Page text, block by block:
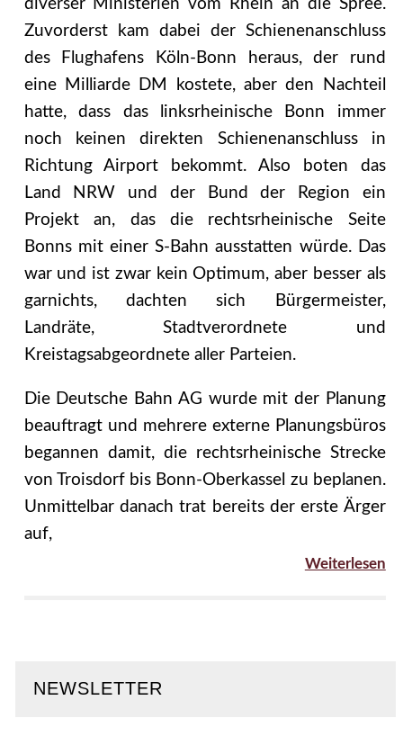
diverser Ministerien vom Rhein an die Spree.
Zuvorderst kam dabei der Schienenanschluss
des Flughafens Köln-Bonn heraus, der rund
eine Milliarde DM kostete, aber den Nachteil
hatte, dass das linksrheinische Bonn immer
noch keinen direkten Schienenanschluss in
Richtung Airport bekommt. Also boten das
Land NRW und der Bund der Region ein
Projekt an, das die rechtsrheinische Seite
Bonns mit einer S-Bahn ausstatten würde. Das
war und ist zwar kein Optimum, aber besser als
garnichts, dachten sich Bürgermeister,
Landräte, Stadtverordnete und
Kreistagsabgeordnete aller Parteien.
Die Deutsche Bahn AG wurde mit der Planung
beauftragt und mehrere externe Planungsbüros
begannen damit, die rechtsrheinische Strecke
von Troisdorf bis Bonn-Oberkassel zu beplanen.
Unmittelbar danach trat bereits der erste Ärger
auf,
Weiterlesen
NEWSLETTER